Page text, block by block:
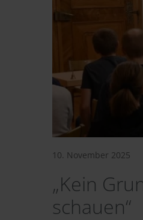
10. November 2025
„Kein
schauen“